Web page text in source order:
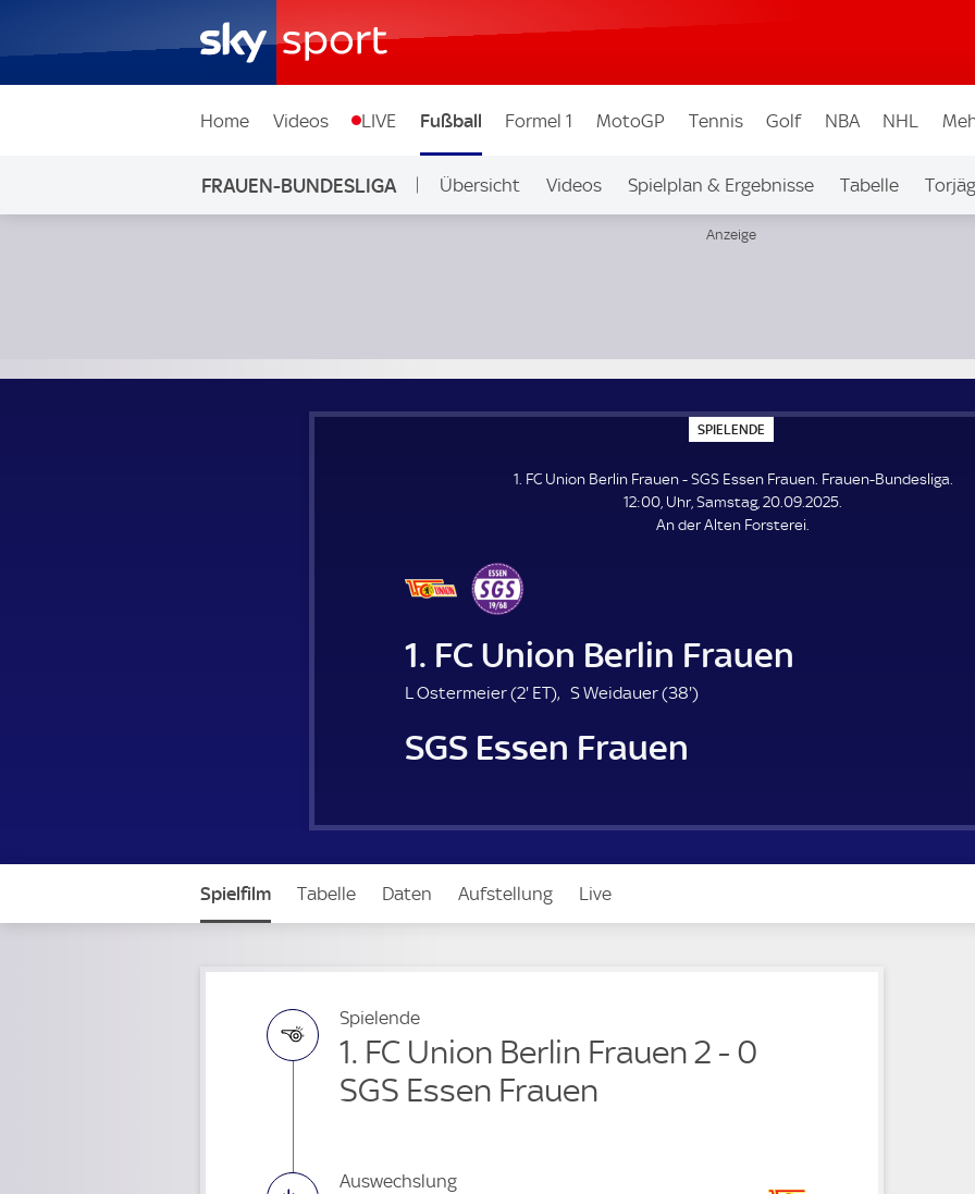
Home Videos LIVE Fußball Formel 1 MotoGP Tennis Golf NBA NHL
FRAUEN-BUNDESLIGA Übersicht Videos Spielplan & Ergebnisse Tabelle
SPIELENDE
P
E
L
E
N
1. FC Union Berlin Frauen - SGS Essen Frauen. Frauen-Bundesliga.
12:00, Uhr, Samstag, 20.09.2025.
An der Alten Forsterei.
1. FC Union Berlin Frauen
L Ostermeier (2'2
m
i
t
ETE
) S Weidauer (38'3
u
)
SGS Essen Frauen
Spielfilm Tabelle Daten Aufstellung Live
Spielende
1. FC Union Berlin Frauen 2 - 0
SGS Essen Frauen
Auswechslung